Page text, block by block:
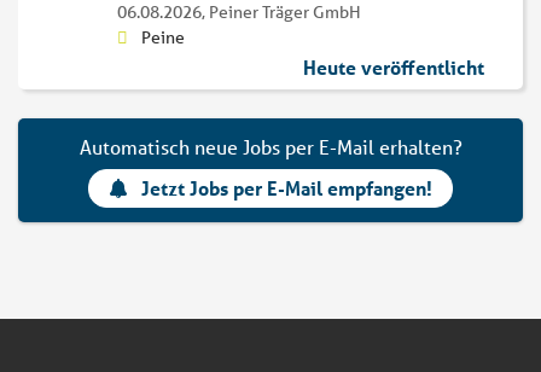
06.08.2026, Peiner Träger GmbH
Peine
Heute veröffentlicht
Automatisch neue Jobs per E-Mail erhalten?
Jetzt Jobs per E-Mail empfangen!